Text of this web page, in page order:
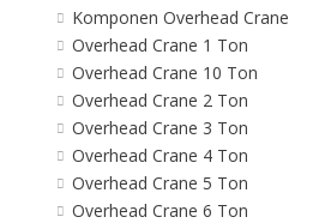
Komponen Overhead Crane
Overhead Crane 1 Ton
Overhead Crane 10 Ton
Overhead Crane 2 Ton
Overhead Crane 3 Ton
Overhead Crane 4 Ton
Overhead Crane 5 Ton
Overhead Crane 6 Ton